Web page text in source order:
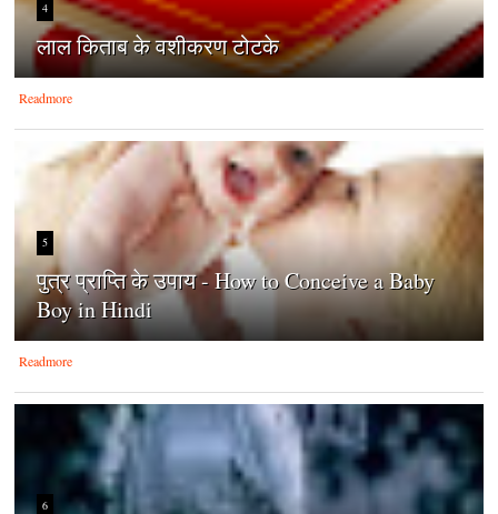
4
लाल किताब के वशीकरण टोटके
Readmore
5
पुत्र प्राप्ति के उपाय - How to Conceive a Baby
Boy in Hindi
Readmore
6